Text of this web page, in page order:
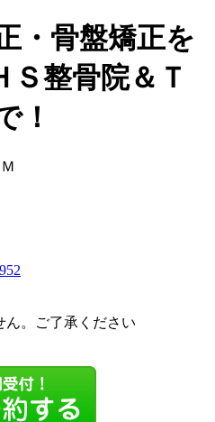
・骨盤矯正を
整骨院＆Ｔ
！
。ご了承ください